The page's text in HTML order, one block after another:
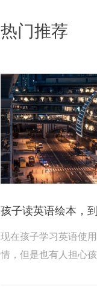
英语口语教育
热门推荐
孩子读英语绘本，
现在孩子学习英语使
情，但是也有人担心